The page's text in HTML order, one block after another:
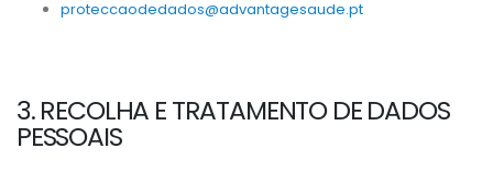
proteccaodedados@advantagesaude.pt
3. RECOLHA E TRATAMENTO DE DADOS
PESSOAIS